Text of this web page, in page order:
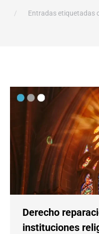
Entradas etiquetadas
Derecho
instituciones